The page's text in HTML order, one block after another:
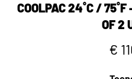
COOLPAC 24˚C /
OF 2
€